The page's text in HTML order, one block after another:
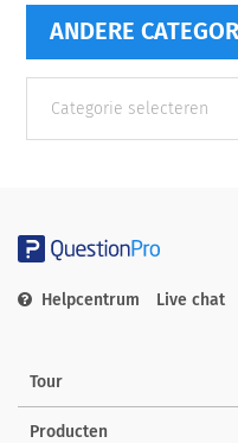
ANDERE
categorieën
Helpcentrum Live chat
Tour
Producten